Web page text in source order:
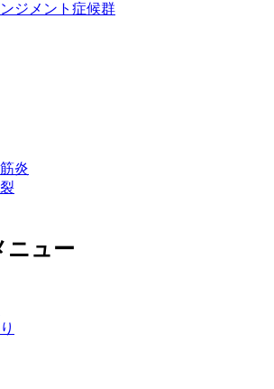
ジメント症候群
炎
ニュー